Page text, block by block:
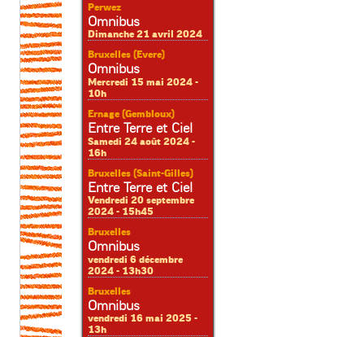
Perwez
Omnibus
Dimanche 21 avril 2024
Bruxelles (Evere)
Omnibus
Mercredi 15 mai 2024 -
10h
Ernage (Gembloux)
Entre Terre et Ciel
Samedi 24 août 2024 -
16h
Bruxelles (Saint-Gilles)
Entre Terre et Ciel
Vendredi 20 septembre
2024 - 15h45
Bruxelles
Omnibus
vendredi 6 décembre
2024 - 13h30
Bruxelles
Omnibus
vendredi 16 mai 2025 -
13h